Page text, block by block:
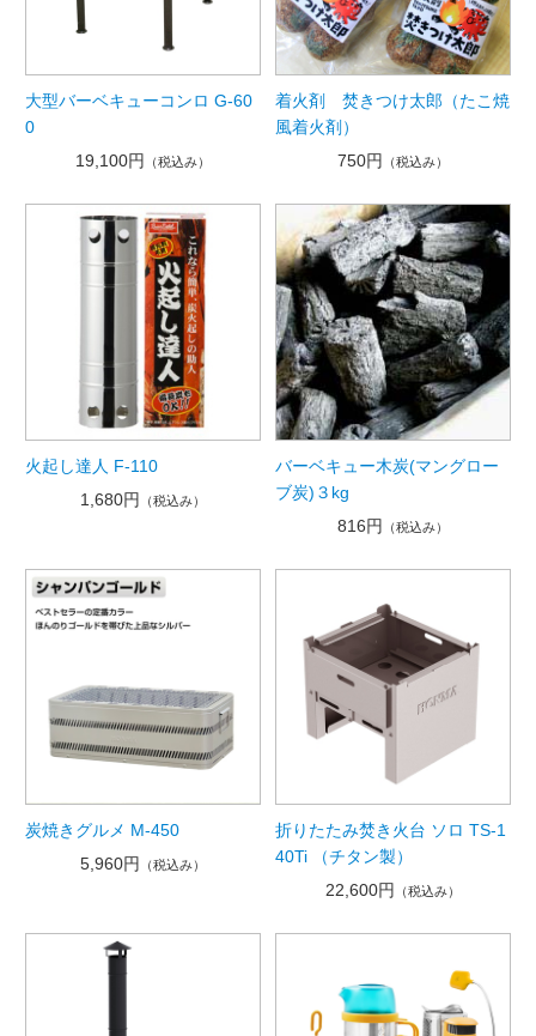
大型バーベキューコンロ G-60
0
19,100円
（税込み）
着火剤 焚きつけ太郎（たこ焼
風着火剤）
750円
（税込み）
火起し達人 F-110
1,680円 （税込み）
バーベキュー木炭(マングロー
ブ炭)３kg
816円
（税込み）
炭焼きグルメ M-450
5,960円
（税込み）
折りたたみ焚き火台 ソロ TS-1
40Ti （チタン製）
22,600円
（税込み）